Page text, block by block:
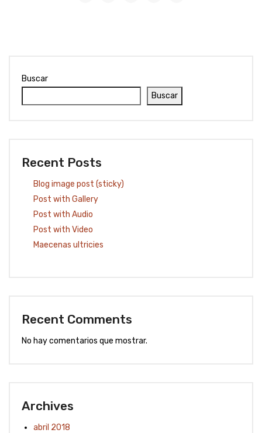
Buscar
Buscar
Recent Posts
Blog image post (sticky)
Post with Gallery
Post with Audio
Post with Video
Maecenas ultricies
Recent Comments
No hay comentarios que mostrar.
Archives
abril 2018